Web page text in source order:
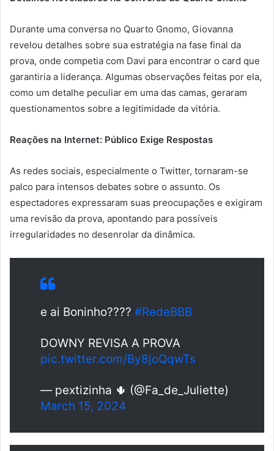
Durante uma conversa no Quarto Gnomo, Giovanna
revelou detalhes sobre sua estratégia na fase final da
prova, onde competia com Davi para encontrar o card que
garantiria a liderança. Algumas observações feitas por ela,
como um detalhe peculiar em uma das camas, geraram
questionamentos sobre a legitimidade da vitória.
Reações na Internet: Público Exige Respostas
As redes sociais, especialmente o Twitter, tornaram-se
palco para intensos debates sobre o assunto. Os
espectadores expressaram suas preocupações e exigiram
uma revisão da prova, apontando para possíveis
irregularidades no desenrolar da dinâmica.
e ai Boninho???? #RedeBBB
DOWNY REVISA A PROVA
pic.twitter.com/By8joQqwTs
— pextizinha 🌵 (@Fa_de_Juliette)
March 15, 2024